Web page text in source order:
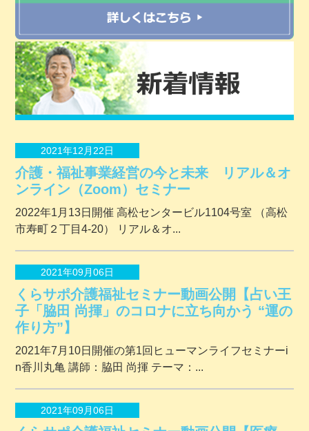
2021年12月22日
介護・福祉事業経営の今と未来 リアル＆オ
ンライン（Zoom）セミナー
2022年1月13日開催 ⾼松センタービル1104号室 （⾼松
市寿町２丁⽬4-20） リアル＆オ...
2021年09月06日
くらサポ介護福祉セミナー動画公開【占い王
子「脇田 尚揮」のコロナに立ち向かう “運の
作り方”】
2021年7月10日開催の第1回ヒューマンライフセミナーi
n香川丸亀 講師：脇田 尚揮 テーマ：...
2021年09月06日